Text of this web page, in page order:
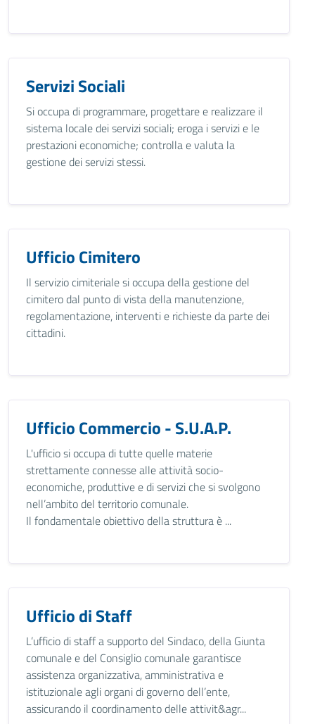
Servizi Sociali
Si occupa di programmare, progettare e realizzare il
sistema locale dei servizi sociali; eroga i servizi e le
prestazioni economiche; controlla e valuta la
gestione dei servizi stessi.
Ufficio Cimitero
Il servizio cimiteriale si occupa della gestione del
cimitero dal punto di vista della manutenzione,
regolamentazione, interventi e richieste da parte dei
cittadini.
Ufficio Commercio - S.U.A.P.
L'ufficio si occupa di tutte quelle materie
strettamente connesse alle attività socio-
economiche, produttive e di servizi che si svolgono
nell’ambito del territorio comunale.
Il fondamentale obiettivo della struttura è ...
Ufficio di Staff
L’ufficio di staff a supporto del Sindaco, della Giunta
comunale e del Consiglio comunale garantisce
assistenza organizzativa, amministrativa e
istituzionale agli organi di governo dell’ente,
assicurando il coordinamento delle attivit&agr...